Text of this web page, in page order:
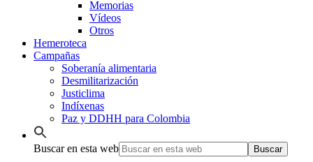
Memorias
Vídeos
Otros
Hemeroteca
Campañas
Soberanía alimentaria
Desmilitarización
Justiclima
Indíxenas
Paz y DDHH para Colombia
Buscar en esta web